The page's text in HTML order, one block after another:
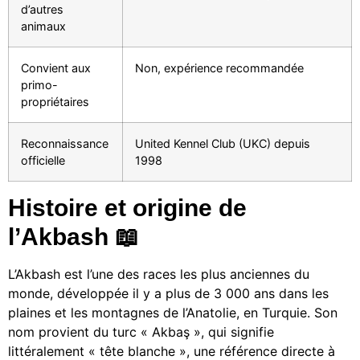
d’autres
animaux
Convient aux
primo-
propriétaires
Non, expérience recommandée
Reconnaissance
officielle
United Kennel Club (UKC) depuis
1998
Histoire et origine de
l’Akbash 📖
L’Akbash est l’une des races les plus anciennes du
monde, développée il y a plus de 3 000 ans dans les
plaines et les montagnes de l’Anatolie, en Turquie. Son
nom provient du turc « Akbaş », qui signifie
littéralement « tête blanche », une référence directe à